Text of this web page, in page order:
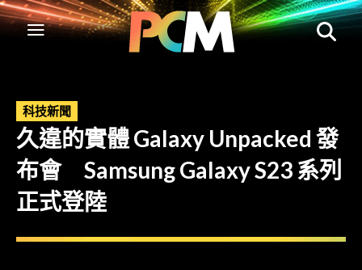
科技新聞
久違的實體 Galaxy Unpacked 發
布會 Samsung Galaxy S23 系列
正式登陸